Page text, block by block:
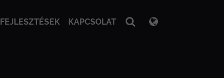
FEJLESZTÉSEK KAPCSOLAT